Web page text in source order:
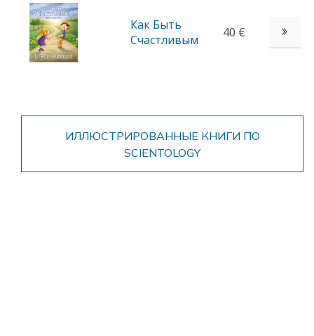
Как Быть
Счастливым
40 €
ИЛЛЮСТРИРОВАННЫЕ КНИГИ ПО
SCIENTOLOGY